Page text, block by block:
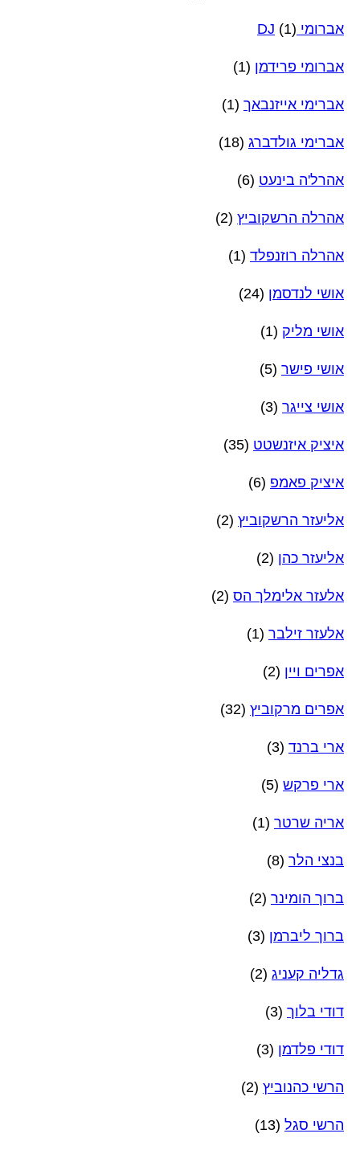
אברומי DJ (1)
אברומי פרידמן (1)
אברימי אייזנבאך (1)
אברימי גולדברג (18)
אהרל'ה בינעט (6)
אהרלה הרשקוביץ (2)
אהרלה רוזנפלד (1)
אושי לנדסמן (24)
אושי מליק (1)
אושי פישר (5)
אושי צייגר (3)
איציק איזנשטט (35)
איציק פאמפ (6)
אליעזר הרשקוביץ (2)
אליעזר כהן (2)
אלעזר אלימלך הס (2)
אלעזר זילבר (1)
אפרים ויין (2)
אפרים מרקוביץ (32)
ארי ברנד (3)
ארי פרקש (5)
אריה שרטר (1)
בנצי הלר (8)
ברוך הומינר (2)
ברוך ליברמן (3)
גדליה קעניג (2)
דודי בלוך (3)
דודי פלדמן (3)
הרשי כהנוביץ (2)
הרשי סגל (13)